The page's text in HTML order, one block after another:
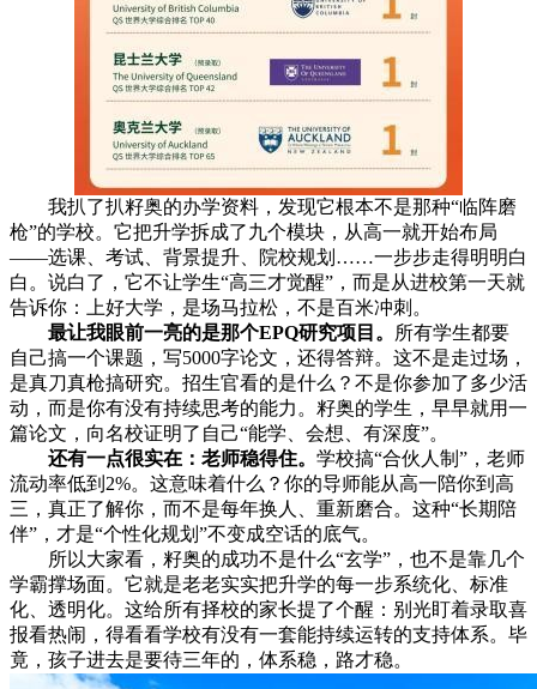
我扒了扒籽奥的办学资料，发现它根本不是那种“临阵磨
枪”的学校。它把升学拆成了九个模块，从高一就开始布局
——选课、考试、背景提升、院校规划……一步步走得明明白
白。说白了，它不让学生“高三才觉醒”，而是从进校第一天就
告诉你：上好大学，是场马拉松，不是百米冲刺。
最让我眼前一亮的是那个EPQ研究项目。
所有学生都要
自己搞一个课题，写5000字论文，还得答辩。这不是走过场，
是真刀真枪搞研究。招生官看的是什么？不是你参加了多少活
动，而是你有没有持续思考的能力。籽奥的学生，早早就用一
篇论文，向名校证明了自己“能学、会想、有深度”。
还有一点很实在：老师稳得住。 学校搞“合伙人制”，老师
流动率低到2%。这意味着什么？你的导师能从高一陪你到高
三，真正了解你，而不是每年换人、重新磨合。这种“长期陪
伴”，才是“个性化规划”不变成空话的底气。
所以大家看，籽奥的成功不是什么“玄学”，也不是靠几个
学霸撑场面。它就是老老实实把升学的每一步系统化、标准
化、透明化。这给所有择校的家长提了个醒：别光盯着录取喜
报看热闹，得看看学校有没有一套能持续运转的支持体系。毕
竟，孩子进去是要待三年的，体系稳，路才稳。